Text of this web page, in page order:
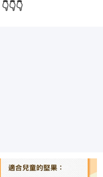
👇👇👇